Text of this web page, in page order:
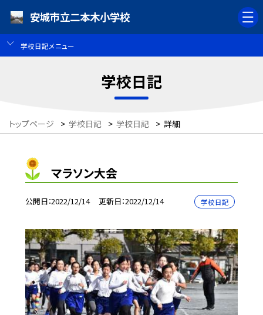
安城市立二本木小学校
学校日記メニュー
学校日記
トップページ > 学校日記 > 学校日記 > 詳細
マラソン大会
公開日 2022/12/14 更新日 2022/12/14 学校日記